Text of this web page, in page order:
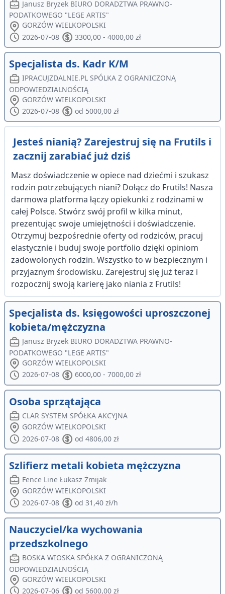
Janusz Bryzek BIURO DORADZTWA PRAWNO-
PODATKOWEGO "LEGE ARTIS"
GORZÓW WIELKOPOLSKI
2026-07-08
3300,00 - 4000,00 zł
Specjalista ds. Kadr K/M
IPRACUJZDALNIE.PL SPÓLKA Z OGRANICZONĄ
ODPOWIEDZIALNOŚCIĄ
GORZÓW WIELKOPOLSKI
2026-07-08
od 5000,00 zł
Jesteś nianią? Zarejestruj się na Frutils i
zacznij zarabiać już dziś
Masz doświadczenie w opiece nad dziećmi i szukasz
rodzin potrzebujących niani? Dołącz do Frutils! Nasza
darmowa platforma łączy opiekunki z rodzinami w
całej Polsce. Stwórz swój profil w kilka minut,
prezentując swoje umiejętności i doświadczenie.
Otrzymuj bezpośrednie oferty od rodziców, pracuj
elastycznie i buduj swoje portfolio dzięki opiniom
zadowolonych rodzin. Wszystko to w bezpiecznym i
przyjaznym środowisku. Zarejestruj się już teraz i
rozpocznij swoją karierę jako niania z Frutils!
Specjalista ds. księgowości uproszczonej
kobieta/mężczyzna
Janusz Bryzek BIURO DORADZTWA PRAWNO-
PODATKOWEGO "LEGE ARTIS"
GORZÓW WIELKOPOLSKI
2026-07-08
6000,00 - 7000,00 zł
Osoba sprzątająca
CLAR SYSTEM SPÓŁKA AKCYJNA
GORZÓW WIELKOPOLSKI
2026-07-08
od 4806,00 zł
Szlifierz metali kobieta mężczyzna
Fence Line Łukasz Żmijak
GORZÓW WIELKOPOLSKI
2026-07-08
od 31,40 zł/h
Nauczyciel/ka wychowania
przedszkolnego
BOSKA WIOSKA SPÓŁKA Z OGRANICZONĄ
ODPOWIEDZIALNOŚCIĄ
GORZÓW WIELKOPOLSKI
2026-07-06
od 5600,00 zł